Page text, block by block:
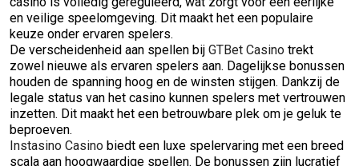
en veilige speelomgeving. Dit maakt het een populaire
keuze onder ervaren spelers.
De verscheidenheid aan spellen bij GTBet Casino trekt
zowel nieuwe als ervaren spelers aan. Dagelijkse bonussen
houden de spanning hoog en de winsten stijgen. Dankzij de
legale status van het casino kunnen spelers met vertrouwen
inzetten. Dit maakt het een betrouwbare plek om je geluk te
beproeven.
Instasino Casino biedt een luxe spelervaring met een breed
scala aan hoogwaardige spellen. De bonussen zijn lucratief